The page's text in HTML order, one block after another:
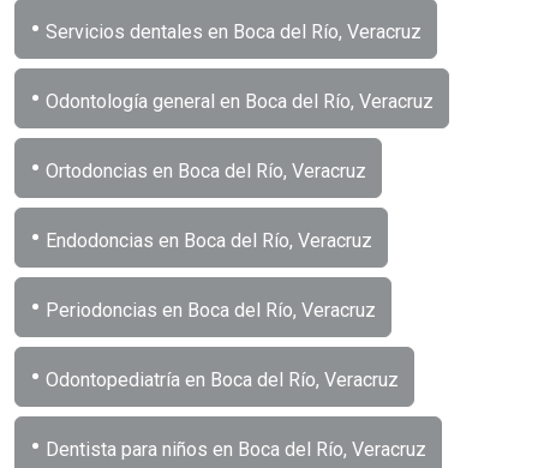
• Servicios dentales en Boca del Río, Veracruz
• Odontología general en Boca del Río, Veracruz
• Ortodoncias en Boca del Río, Veracruz
• Endodoncias en Boca del Río, Veracruz
• Periodoncias en Boca del Río, Veracruz
• Odontopediatría en Boca del Río, Veracruz
• Dentista para niños en Boca del Río, Veracruz